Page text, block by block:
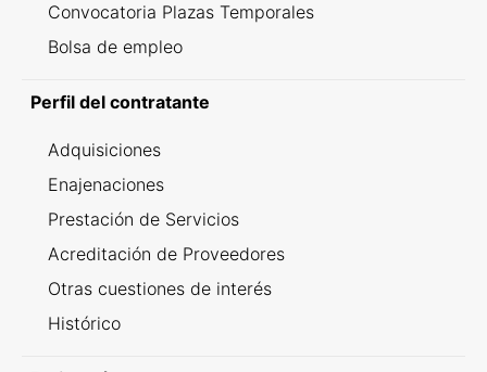
Convocatoria Plazas Temporales
Bolsa de empleo
Perfil del contratante
Adquisiciones
Enajenaciones
Prestación de Servicios
Acreditación de Proveedores
Otras cuestiones de interés
Histórico